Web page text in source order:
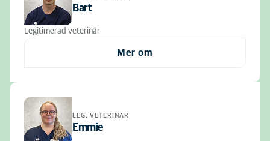
Bart
Legitimerad veterinär
Mer om
LEG. VETERINÄR
Emmie